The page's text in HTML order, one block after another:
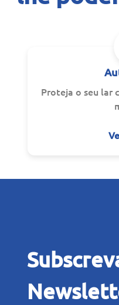
Proteja o seu lar